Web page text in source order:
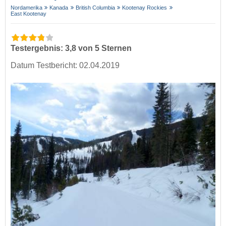
Nordamerika Kanada British Columbia
Kootenay Rockies
East Kootenay
Testergebnis: 3,8 von 5 Sternen
Datum Testbericht: 02.04.2019